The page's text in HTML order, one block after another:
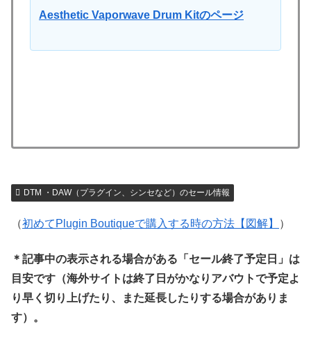
Aesthetic Vaporwave Drum Kitのページ
DTM ・DAW（プラグイン、シンセなど）のセール情報
（初めてPlugin Boutiqueで購入する時の方法【図解】 ）
＊記事中の表示される場合がある「セール終了予定日」は
目安です（海外サイトは終了日がかなりアバウトで予定よ
り早く切り上げたり、また延長したりする場合がありま
す）。